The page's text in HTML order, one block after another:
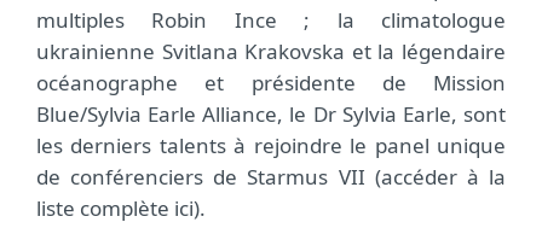
multiples Robin Ince ; la climatologue
ukrainienne Svitlana Krakovska et la légendaire
océanographe et présidente de Mission
Blue/Sylvia Earle Alliance, le Dr Sylvia Earle, sont
les derniers talents à rejoindre le panel unique
de conférenciers de Starmus VII (accéder à la
liste complète ici).